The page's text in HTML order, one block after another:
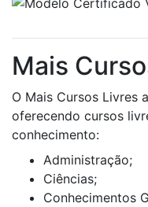
Mais
O Mais Cursos Livres
oferecendo cursos
conhecimento:
Administração;
Ciências;
Conhecimentos